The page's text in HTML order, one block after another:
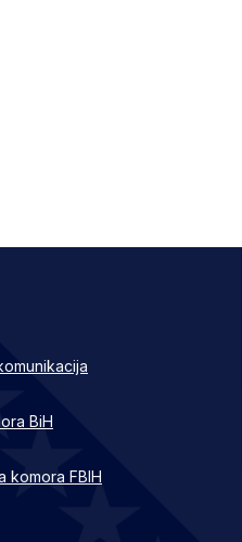
BiH
komora FBIH